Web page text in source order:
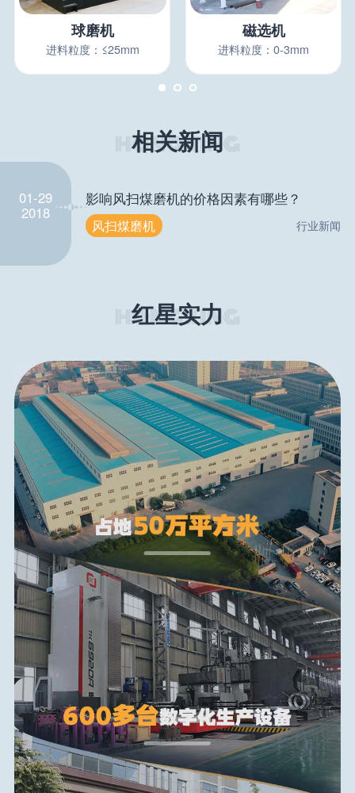
球磨机
进料粒度：≤25mm
磁选机
进料粒度：0-3mm
相关新闻
01-29
2018
影响风扫煤磨机的价格因素有哪些？
风扫煤磨机 行业新闻
红星实力